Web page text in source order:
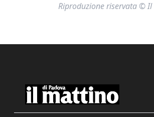
Riproduzione riservata ©